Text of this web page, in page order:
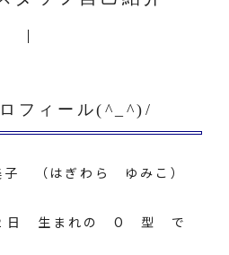
フィール(^_^)/
（はぎわら ゆみこ）
日 生まれの O 型 で